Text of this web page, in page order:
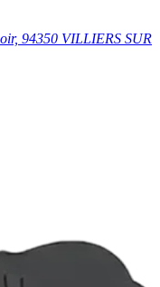
94350 VILLIERS SUR